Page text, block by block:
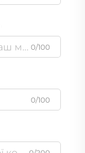
0/100
0/100